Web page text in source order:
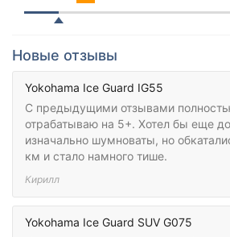
Новые отзывы
Yokohama Ice Guard IG55
С предыдущими отзывами
отрабатываю на 5+. Хотел бы еще
изначально шумноваты, но
км и стало намного тише.
Кирилл
Yokohama Ice Guard SUV G075